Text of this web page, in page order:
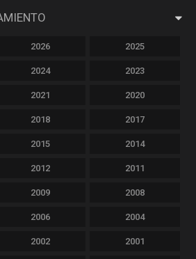
2026 2025
2024 2023
2021 2020
2018 2017
2015 2014
2012 2011
2009 2008
2006 2004
2002 2001